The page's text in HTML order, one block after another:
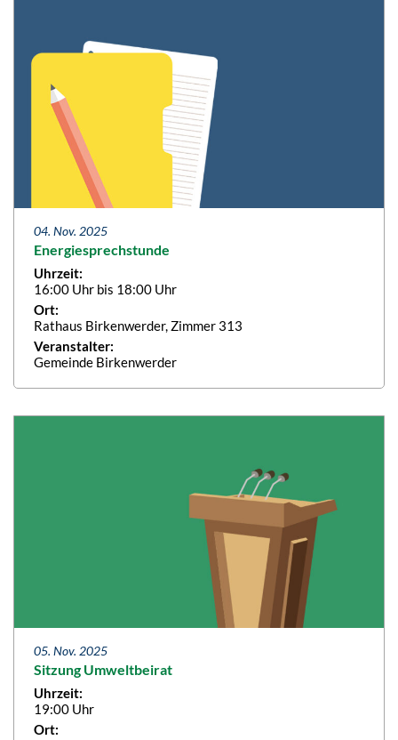
04. Nov. 2025
Energiesprechstunde
Uhrzeit:
16:00 Uhr bis 18:00 Uhr
Ort:
Rathaus Birkenwerder, Zimmer 313
Veranstalter:
Gemeinde Birkenwerder
05. Nov. 2025
Sitzung Umweltbeirat
Uhrzeit:
19:00 Uhr
Ort: